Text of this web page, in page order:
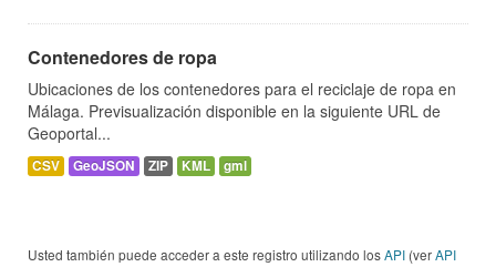
Contenedores de ropa
Ubicaciones de los contenedores para el reciclaje de ropa en
Málaga. Previsualización disponible en la siguiente URL de
Geoportal...
CSV GeoJSON ZIP KML gml
Usted también puede acceder a este registro utilizando losAPI (verAPI